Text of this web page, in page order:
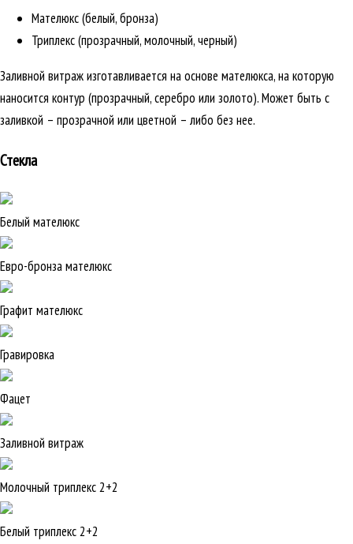
Мателюкс (белый, бронза)
Триплекс (прозрачный, молочный, черный)
Заливной витраж изготавливается на основе мателюкса, на которую
наносится контур (прозрачный, серебро или золото). Может быть с
заливкой – прозрачной или цветной – либо без нее.
Стекла
Белый мателюкс
Евро-бронза мателюкс
Графит мателюкс
Гравировка
Фацет
Заливной витраж
Молочный триплекс 2+2
Белый триплекс 2+2